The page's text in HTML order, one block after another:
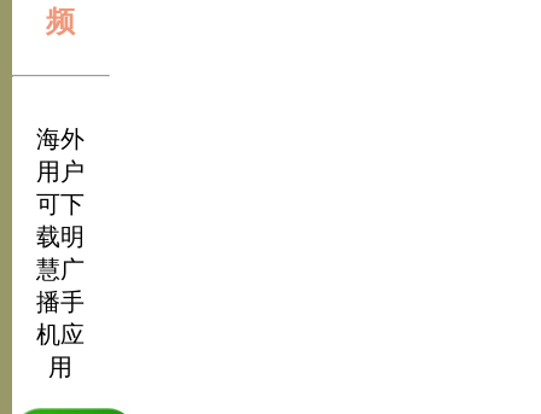
频
海外
用户
可下
载明
慧广
播手
机应
用